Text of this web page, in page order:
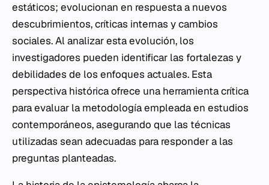
estáticos; evolucionan en respuesta a nuevos
descubrimientos, críticas internas y cambios
sociales. Al analizar esta evolución, los
investigadores pueden identificar las fortalezas y
debilidades de los enfoques actuales. Esta
perspectiva histórica ofrece una herramienta crítica
para evaluar la metodología empleada en estudios
contemporáneos, asegurando que las técnicas
utilizadas sean adecuadas para responder a las
preguntas planteadas.